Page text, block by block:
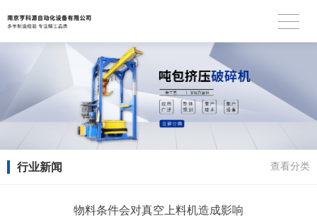
行业新闻 查看分类
物料条件会对真空上料机造成影响